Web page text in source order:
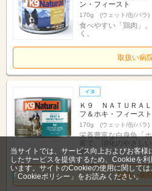
ン・フィースト
170g (ウェット/缶/バラ)
食べやすい「鶏肉」
く。
取扱い病
Ｋ９ ＮＡＴＵＲＡ
フ＆ホキ・フィースト
170g (ウェット/缶/バラ)
栄養豊富な白身魚「
富で、消化のやさし
せ
取扱い病
当サイトでは、サービス向上およびお客様
したサービスを提供するため、Cookieを利
います。サイトのCookieの使用に関しては
「Cookieポリシー」 をお読みください。